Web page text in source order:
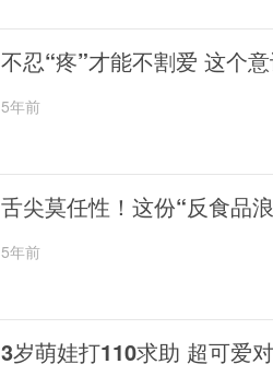
不忍“疼”才能不割爱 这个意
5年前
舌尖莫任性！这份“反食品
5年前
3岁萌娃打110求助 超可爱